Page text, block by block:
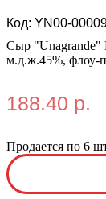
Код: YN00-
Сыр "Unagrande"
м.д.ж.45%, флоу-
188.40 р.
Продается по 6